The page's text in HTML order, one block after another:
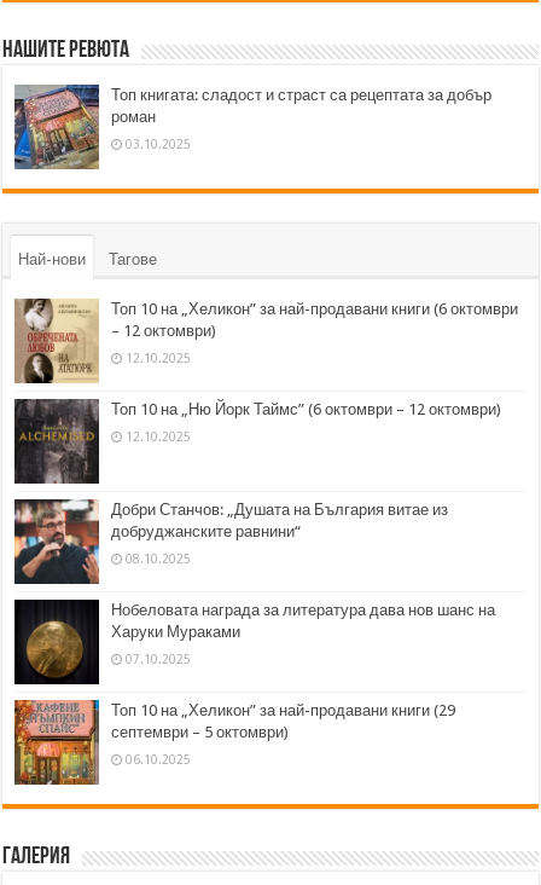
Нашите ревюта
Топ книгата: сладост и страст са рецептата за добър
роман
03.10.2025
Най-нови Тагове
Топ 10 на „Хеликон” за най-продавани книги (6 октомври
– 12 октомври)
12.10.2025
Топ 10 на „Ню Йорк Таймс” (6 октомври – 12 октомври)
12.10.2025
Добри Станчов: „Душата на България витае из
добруджанските равнини“
08.10.2025
Нобеловата награда за литература дава нов шанс на
Харуки Мураками
07.10.2025
Топ 10 на „Хеликон” за най-продавани книги (29
септември – 5 октомври)
06.10.2025
Галерия